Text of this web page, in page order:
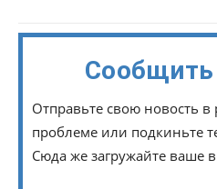
Сообщить
Отправьте свою новость
проблеме или подкиньте
Сюда же загружайте ваше